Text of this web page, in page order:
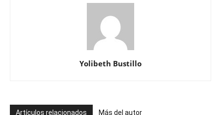
Yolibeth Bustillo
Artículos relacionados Más del autor